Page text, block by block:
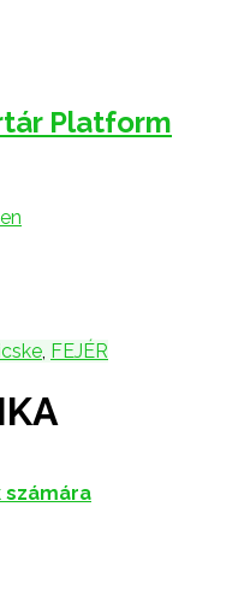
Platform
, FEJÉR
számára